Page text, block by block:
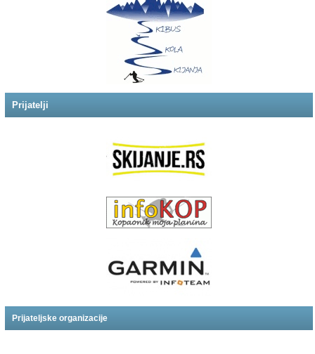
Prijatelji
Prijateljske organizacije